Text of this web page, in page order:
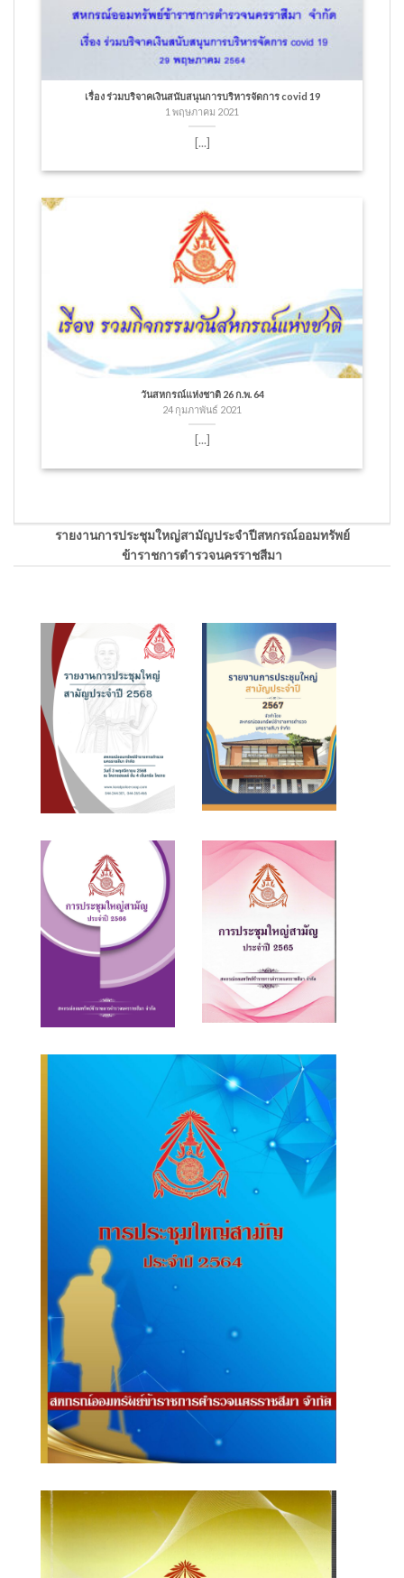
เรื่อง ร่วมบริจาคเงินสนับสนุนการบริหารจัดการ covid 19
1 พฤษภาคม 2021
[...]
วันสหกรณ์แห่งชาติ 26 ก.พ. 64
24 กุมภาพันธ์ 2021
[...]
รายงานการประชุมใหญ่สามัญประจำปีสหกรณ์ออมทรัพย์
ข้าราชการตำรวจนครราชสีมา